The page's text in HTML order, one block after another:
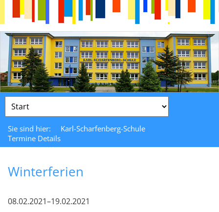
Zielseite
Sie sind hier:
Karl-Scharfenberg-Schule
Termine Details
Winterferien
08.02.2021–19.02.2021